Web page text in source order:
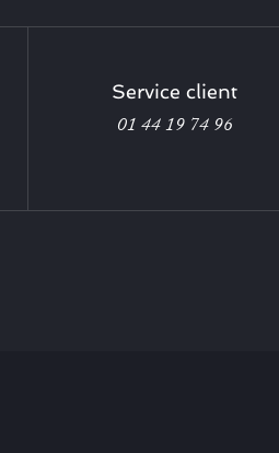
Service client
01 44 19 74 96